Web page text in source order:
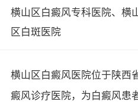
横山区白癜风专科医院、横
区白斑医院
横山区白癜风医院位于陕西
癜风诊疗医院，为白癜风患